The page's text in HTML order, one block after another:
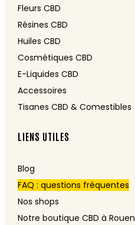
Fleurs CBD
Résines CBD
Huiles CBD
Cosmétiques CBD
E-Liquides CBD
Accessoires
Tisanes CBD & Comestibles
LIENS UTILES
Blog
FAQ : questions fréquentes
Nos shops
Notre boutique CBD à Rouen